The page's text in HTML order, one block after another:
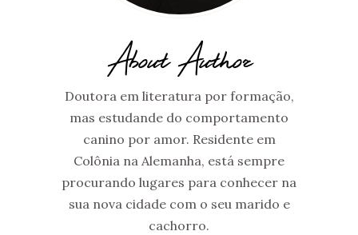
About Author
Doutora em literatura por formação,
mas estudande do comportamento
canino por amor. Residente em
Colônia na Alemanha, está sempre
procurando lugares para conhecer na
sua nova cidade com o seu marido e
cachorro.